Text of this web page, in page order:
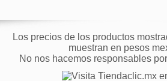
Los precios de los productos
muestran en pesos
No nos hacemos responsables